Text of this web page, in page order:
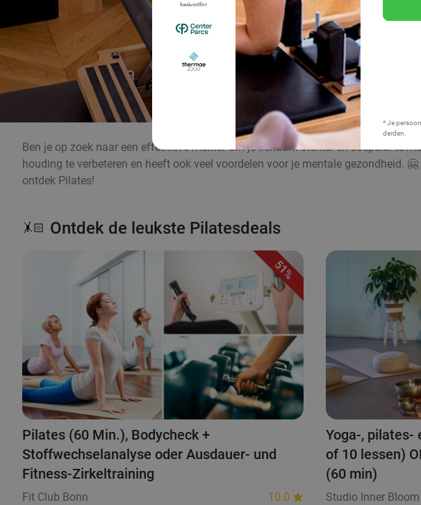
* Je
derden.
Ben je op zoek naar een effectieve manier om je lichaam sterker en soepeler te
houding te verbeteren en heeft ook veel voordelen voor je mentale gezondheid.
ontdek Pilates!
🤸🏻 Ontdek de leukste Pilatesdeals
51%
Pilates (60 Min.), Bodycheck +
Stoffwechselanalyse oder Ausdauer- und
Fitness-Zirkeltraining
Fit Club Bonn
10.0
Yoga-,
of 10 lessen)
(60 min)
Studio Inner Bloom